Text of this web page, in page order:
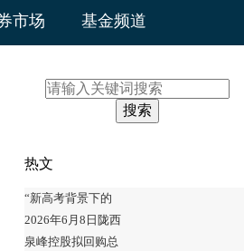
市场 基金频道
搜索
热文
“新高考背景下的
2026年6月8日陇西
泉峰控股拟回购总